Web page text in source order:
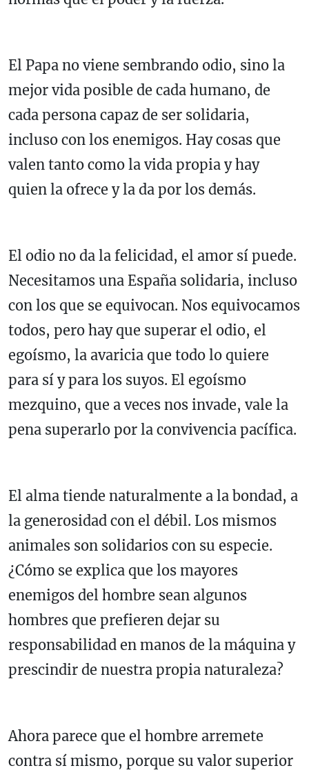
El Papa no viene sembrando odio, sino la
mejor vida posible de cada humano, de
cada persona capaz de ser solidaria,
incluso con los enemigos. Hay cosas que
valen tanto como la vida propia y hay
quien la ofrece y la da por los demás.
El odio no da la felicidad, el amor sí puede.
Necesitamos una España solidaria, incluso
con los que se equivocan. Nos equivocamos
todos, pero hay que superar el odio, el
egoísmo, la avaricia que todo lo quiere
para sí y para los suyos. El egoísmo
mezquino, que a veces nos invade, vale la
pena superarlo por la convivencia pacífica.
El alma tiende naturalmente a la bondad, a
la generosidad con el débil. Los mismos
animales son solidarios con su especie.
¿Cómo se explica que los mayores
enemigos del hombre sean algunos
hombres que prefieren dejar su
responsabilidad en manos de la máquina y
prescindir de nuestra propia naturaleza?
Ahora parece que el hombre arremete
contra sí mismo, porque su valor superior